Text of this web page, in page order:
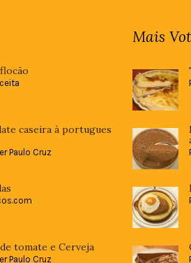
caseira à portugues
Paulo Cruz
tomate e Cerveja
Paulo Cruz
Mais